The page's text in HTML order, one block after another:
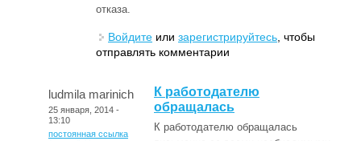
отказа.
Войдите или зарегистрируйтесь , чтобы
отправлять комментарии
ludmila marinich
25 января, 2014 -
13:10
постоянная ссылка
К работодателю
обращалась
К работодателю обращалась